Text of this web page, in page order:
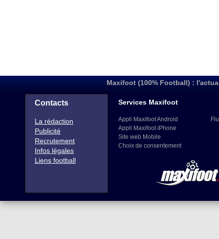
Maxifoot (100% Football) :
Contacts
La rédaction
Publicité
Recrutement
Infos légales
Liens football
Services Maxifoot
Appli Maxifoot Android
Appli Maxifoot iPhone
Site web Mobile
Choix de consentement